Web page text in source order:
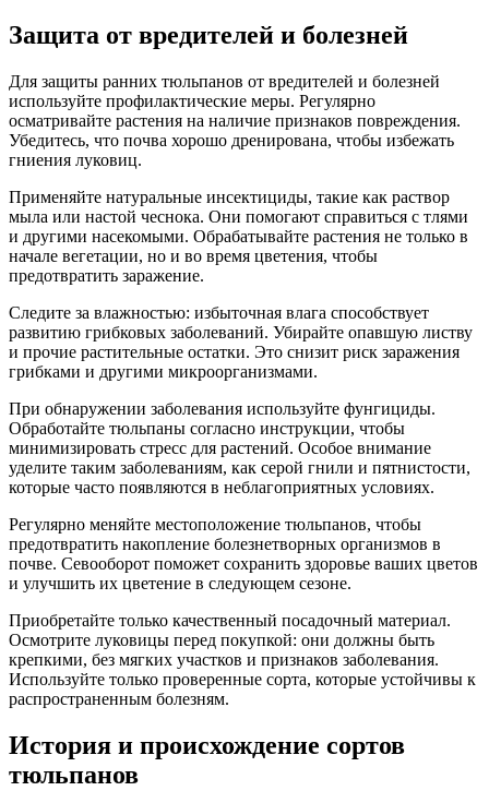
Защита от вредителей и болезней
Для защиты ранних тюльпанов от вредителей и болезней
используйте профилактические меры. Регулярно
осматривайте растения на наличие признаков повреждения.
Убедитесь, что почва хорошо дренирована, чтобы избежать
гниения луковиц.
Применяйте натуральные инсектициды, такие как раствор
мыла или настой чеснока. Они помогают справиться с тлями
и другими насекомыми. Обрабатывайте растения не только в
начале вегетации, но и во время цветения, чтобы
предотвратить заражение.
Следите за влажностью: избыточная влага способствует
развитию грибковых заболеваний. Убирайте опавшую листву
и прочие растительные остатки. Это снизит риск заражения
грибками и другими микроорганизмами.
При обнаружении заболевания используйте фунгициды.
Обработайте тюльпаны согласно инструкции, чтобы
минимизировать стресс для растений. Особое внимание
уделите таким заболеваниям, как серой гнили и пятнистости,
которые часто появляются в неблагоприятных условиях.
Регулярно меняйте местоположение тюльпанов, чтобы
предотвратить накопление болезнетворных организмов в
почве. Севооборот поможет сохранить здоровье ваших цветов
и улучшить их цветение в следующем сезоне.
Приобретайте только качественный посадочный материал.
Осмотрите луковицы перед покупкой: они должны быть
крепкими, без мягких участков и признаков заболевания.
Используйте только проверенные сорта, которые устойчивы к
распространенным болезням.
История и происхождение сортов
тюльпанов